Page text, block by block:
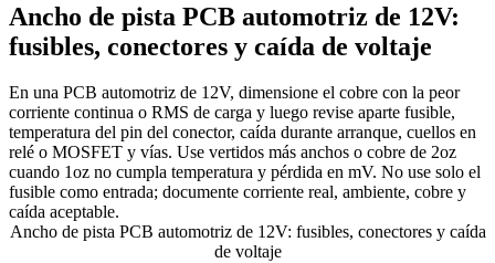
Ancho de pista PCB automotriz de 12V:
fusibles, conectores y caída de voltaje
En una PCB automotriz de 12V, dimensione el cobre con la peor
corriente continua o RMS de carga y luego revise aparte fusible,
temperatura del pin del conector, caída durante arranque, cuellos en
relé o MOSFET y vías. Use vertidos más anchos o cobre de 2oz
cuando 1oz no cumpla temperatura y pérdida en mV. No use solo el
fusible como entrada; documente corriente real, ambiente, cobre y
caída aceptable.
Ancho de pista PCB automotriz de 12V: fusibles, conectores y caída
de voltaje